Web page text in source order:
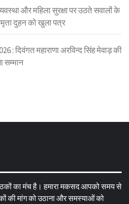
और महिला सुरक्षा पर उठते सवालों के
दुहन को खुला पत्र
: दिवंगत महाराणा अरविन्द सिंह मेवाड़ की
सम्मान
का मंच है। हमारा मकसद आपको समय से
की मांग को उठाना और समस्याओं को